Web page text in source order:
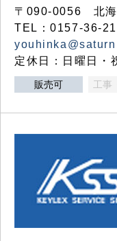
〒090-0056 北海
TEL：0157-36-
定休日：日曜日・
販売可 工事